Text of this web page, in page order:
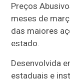
Preços
meses de
das maiores
estado.
Desenvolvida
estaduais e